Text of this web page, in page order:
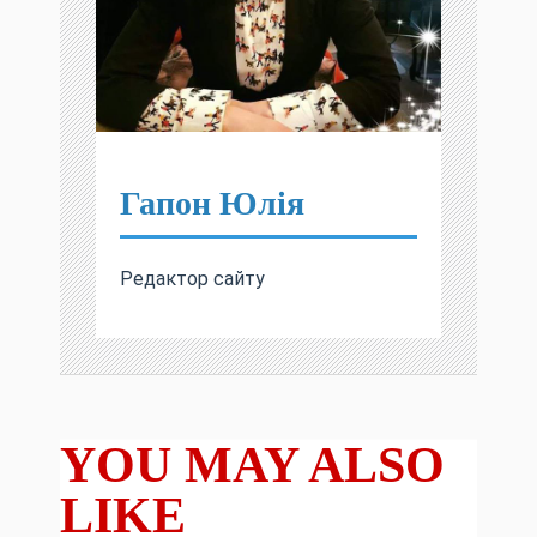
Гапон Юлія
Редактор сайту
YOU MAY ALSO
LIKE